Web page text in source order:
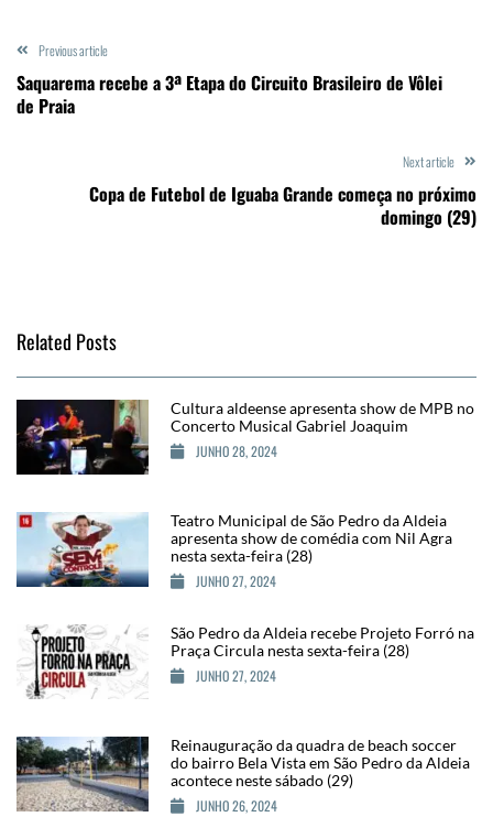
Previous article
Saquarema recebe a 3ª Etapa do Circuito Brasileiro de Vôlei
de Praia
Next article
Copa de Futebol de Iguaba Grande começa no próximo
domingo (29)
Related Posts
Cultura aldeense apresenta show de MPB no
Concerto Musical Gabriel Joaquim
JUNHO 28, 2024
Teatro Municipal de São Pedro da Aldeia
apresenta show de comédia com Nil Agra
nesta sexta-feira (28)
JUNHO 27, 2024
São Pedro da Aldeia recebe Projeto Forró na
Praça Circula nesta sexta-feira (28)
JUNHO 27, 2024
Reinauguração da quadra de beach soccer
do bairro Bela Vista em São Pedro da Aldeia
acontece neste sábado (29)
JUNHO 26, 2024